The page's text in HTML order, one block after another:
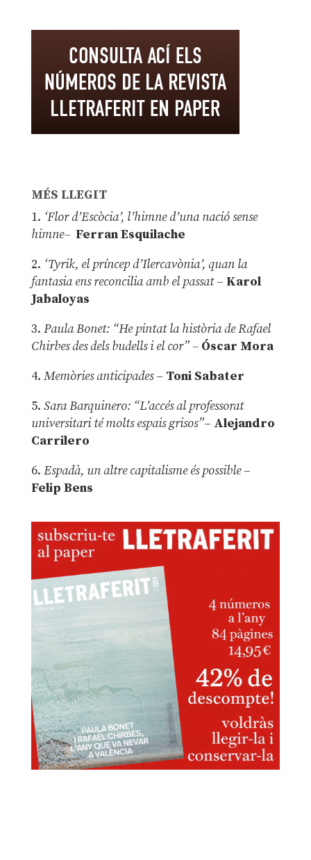
MÉS LLEGIT
1. ‘Flor d’Escòcia’, l’himne d’una nació sense
himne– Ferran Esquilache
2. ‘Tyrik, el príncep d’Ilercavònia’, quan la
fantasia ens reconcilia amb el passat– Karol
Jabaloyas
3. Paula Bonet: “He pintat la història de Rafael
Chirbes des dels budells i el cor” –Óscar Mora
4. Memòries anticipades– Toni Sabater
5. Sara Barquinero: “L’accés al professorat
universitari té molts espais grisos”– Alejandro
Carrilero
6. Espadà, un altre capitalisme és possible –
Felip Bens